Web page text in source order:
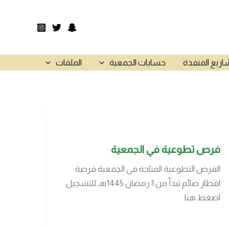
المنفذة حسابات الجمعية الملفات
فرص تطوعية في الجمعية
الفرص التطوعية المتاحة في الجمعية فرصة
افطار صائم تبدأ من 1 رمضان 1445هـ للتسجيل
اضغط هنا